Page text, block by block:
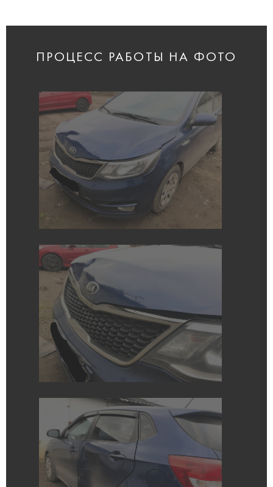
ПРОЦЕСС РАБОТЫ НА ФОТО